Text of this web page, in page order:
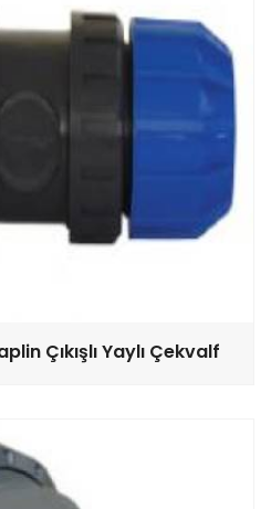
Çıkışlı Yaylı Çekvalf